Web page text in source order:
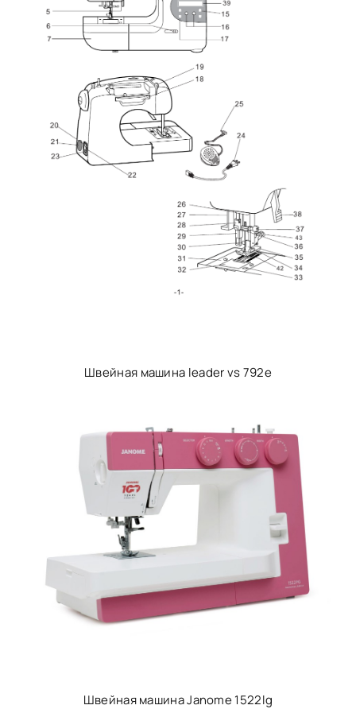
Швейная машина leader vs 792e
Швейная машина Janome 1522lg